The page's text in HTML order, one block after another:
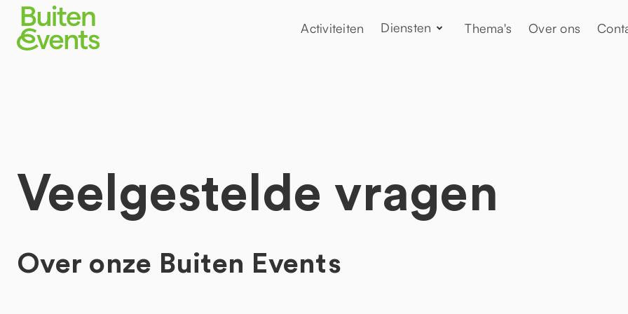
Activiteiten Diensten Thema's Over ons
Veelgestelde vragen
Over onze Buiten Events